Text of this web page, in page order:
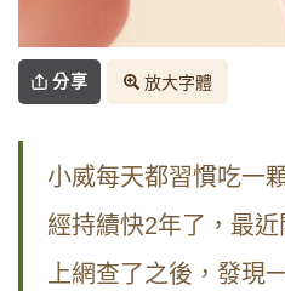
分享 放大字體
小威每天都習慣吃一
經持續快2年了，最
上網查了之後，發現